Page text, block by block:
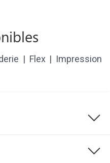
| Flex | Impression